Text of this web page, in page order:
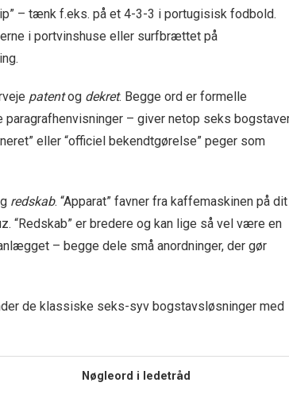
– tænk f.eks. på et 4-3-3 i portugisisk fodbold.
i portvinshuse eller surfbrættet på
patentog dekret. Begge ord er formelle
– giver netop seks
eller “officiel bekendtgørelse” peger som
redskab. “Apparat” favner fra kaffemaskinen på dit
“Redskab” er bredere og kan lige så vel være en
– begge dele små anordninger, der gør
de klassiske seks-syv bogstavs­løsninger med
Nøgleord i ledetråd